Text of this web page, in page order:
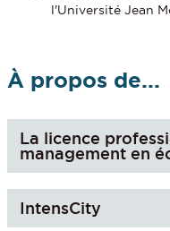
l'Université Jean
À propos de...
La licence
management en
IntensCity